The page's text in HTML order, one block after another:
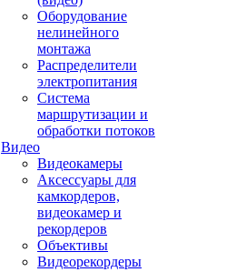
Оборудование
нелинейного
монтажа
Распределители
электропитания
Система
маршрутизации и
обработки потоков
Видео
Видеокамеры
Аксессуары для
камкордеров,
видеокамер и
рекордеров
Объективы
Видеорекордеры